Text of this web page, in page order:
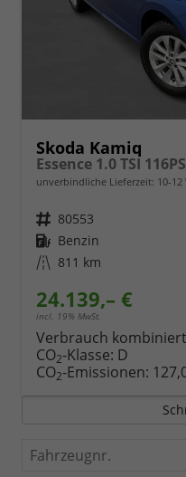
Skoda Kamiq
Essence 1.0 TSI
unverbindliche Lieferzeit: 10-12
Fahrzeugnr. 80553
Kraftstoff Benzin
Kilometerstand 811 km
24.139,– €
incl. 19% MwSt.
Verbrauch
CO2-Klasse: D
CO2-Emissionen:
Fahrzeugnr.